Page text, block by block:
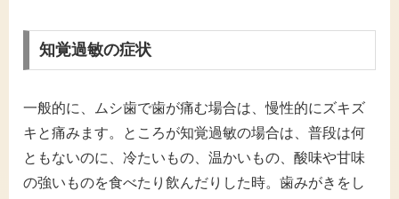
知覚過敏の症状
一般的に、ムシ歯で歯が痛む場合は、慢性的にズキズ
キと痛みます。ところが知覚過敏の場合は、普段は何
ともないのに、冷たいもの、温かいもの、酸味や甘味
の強いものを食べたり飲んだりした時。歯みがきをし